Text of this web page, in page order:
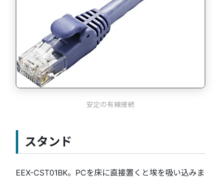
安定の有線接続
スタンド
EEX-CST01BK。PCを床に直接置くと埃を吸い込みま